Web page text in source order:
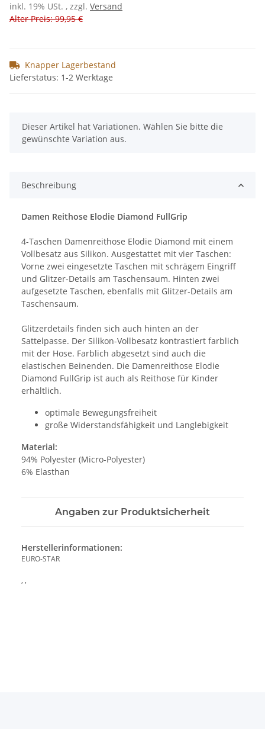
inkl. 19% USt. , zzgl. Versand
Alter Preis: 99,95 €
Knapper Lagerbestand
Lieferstatus: 1-2 Werktage
x
Dieser Artikel hat Variationen. Wählen Sie bitte die
gewünschte Variation aus.
Beschreibung
Damen Reithose Elodie Diamond FullGrip
4-Taschen Damenreithose Elodie Diamond mit einem
Vollbesatz aus Silikon. Ausgestattet mit vier Taschen:
Vorne zwei eingesetzte Taschen mit schrägem Eingriff
und Glitzer-Details am Taschensaum. Hinten zwei
aufgesetzte Taschen, ebenfalls mit Glitzer-Details am
Taschensaum.
Glitzerdetails finden sich auch hinten an der
Sattelpasse. Der Silikon-Vollbesatz kontrastiert farblich
mit der Hose. Farblich abgesetzt sind auch die
elastischen Beinenden. Die Damenreithose Elodie
Diamond FullGrip ist auch als Reithose für Kinder
erhältlich.
optimale Bewegungsfreiheit
große Widerstandsfähigkeit und Langlebigkeit
Material:
94% Polyester (Micro-Polyester)
6% Elasthan
Angaben zur Produktsicherheit
Herstellerinformationen:
EURO-STAR
, ,